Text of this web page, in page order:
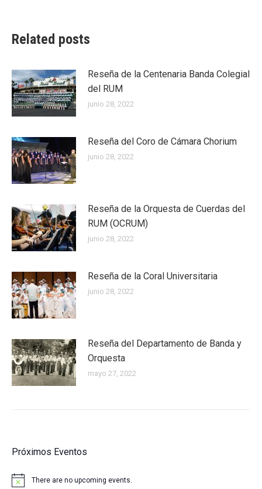
Related posts
Reseña de la Centenaria Banda Colegial
del RUM
junio 28, 2022
Reseña del Coro de Cámara Chorium
junio 28, 2022
Reseña de la Orquesta de Cuerdas del
RUM (OCRUM)
junio 28, 2022
Reseña de la Coral Universitaria
junio 28, 2022
Reseña del Departamento de Banda y
Orquesta
mayo 27, 2022
Próximos Eventos
Notice There are no upcoming events.